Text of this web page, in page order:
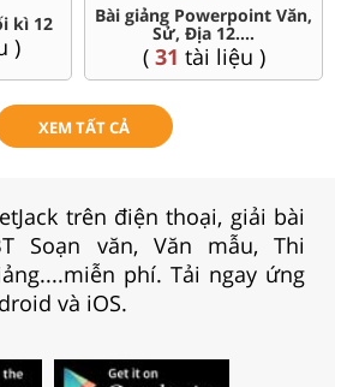
Bài giảng Powerpoint Văn,
Sử, Địa 12....
tài liệu )
Chuyên
XEM TẤT CẢ
trên điện thoại, giải bài
Soạn văn, Văn mẫu, Thi
phí. Tải ngay ứng
và iOS.